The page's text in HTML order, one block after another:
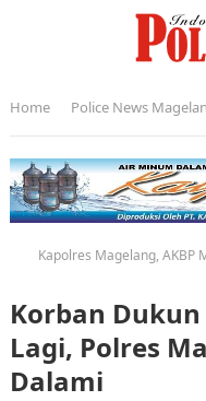
Home Police News
Kapolres Magelang, AKBP
Korban
Lagi, Polres
Dalami